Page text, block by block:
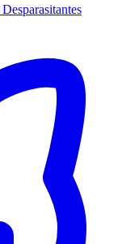
Desparasitantes